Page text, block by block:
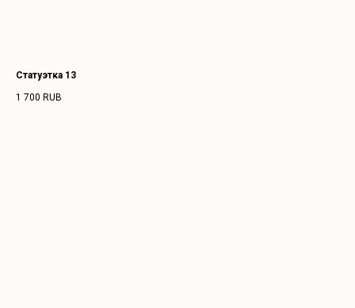
Статуэтка 13
1 700 RUB